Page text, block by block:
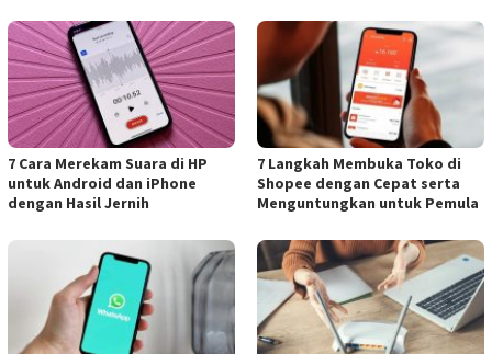
7 Cara Merekam Suara di HP
untuk Android dan iPhone
dengan Hasil Jernih
7 Langkah Membuka Toko di
Shopee dengan Cepat serta
Menguntungkan untuk Pemula